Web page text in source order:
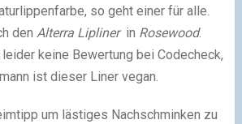
so geht einer für alle.
den Alterra Lipliner in Rosewood.
keine Bewertung bei Codecheck,
ist dieser Liner vegan.
um lästiges Nachschminken zu